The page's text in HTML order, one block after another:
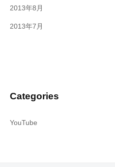
2013年8月
2013年7月
Categories
YouTube